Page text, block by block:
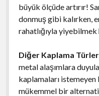
büyük ölçüde artırır!
donmuş gibi kalırken,
rahatlığıyla
Diğer Kaplama
metal alaşımlara
kaplamaları
mükemmel bir